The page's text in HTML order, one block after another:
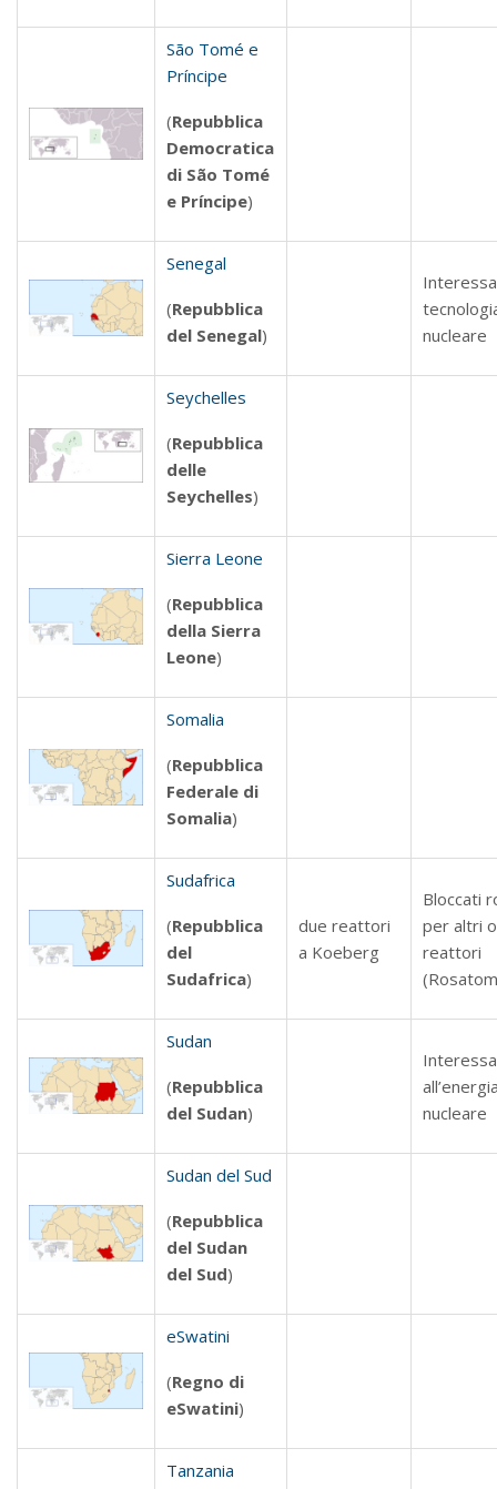
São Tomé e
Príncipe
(Repubblica
Democratica
di São Tomé
e Príncipe)
Senegal
(Repubblica
del Senegal)
nucleare
Seychelles
(Repubblica
delle
Seychelles)
Sierra Leone
(Repubblica
della Sierra
Leone)
Somalia
(Repubblica
Federale di
Somalia)
Sudafrica
(Repubblica
del
Sudafrica)
due reattori
a Koeberg
Bloccati
per altri
reattori
Sudan
(Repubblica
del Sudan)
nucleare
Sudan del Sud
(Repubblica
del Sudan
del Sud)
eSwatini
(Regno di
eSwatini)
Tanzania